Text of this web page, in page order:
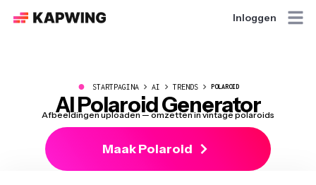
Inloggen
● STARTPAGINA AI TRENDS POLAROID
AI Polaroid Generator
Afbeeldingen uploaden — omzetten in vintage polaroids
Maak Polaroid